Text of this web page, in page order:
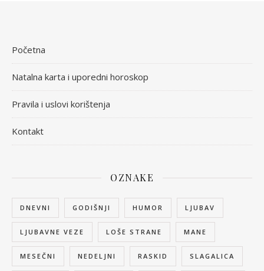
Početna
Natalna karta i uporedni horoskop
Pravila i uslovi korištenja
Kontakt
OZNAKE
DNEVNI GODIŠNJI HUMOR LJUBAV
LJUBAVNE VEZE LOŠE STRANE MANE
MESEČNI NEDELJNI RASKID SLAGALICA